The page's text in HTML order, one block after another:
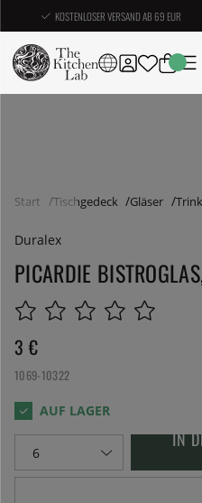
KOSTENLOSER VERSAND AB 69 EUR
Start Tischgedeck Gläser
Duralex
PICARDIE
3 €
1069-10322
IN